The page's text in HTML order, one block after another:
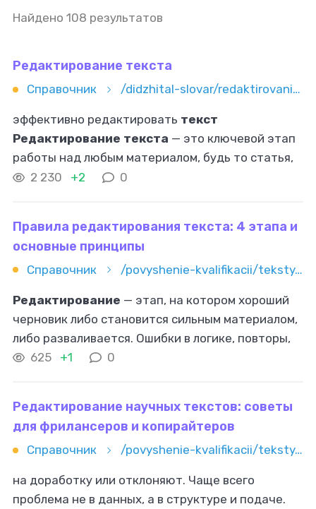
Найдено 108 результатов
Редактирование текста
Справочник /didzhital-slovar/redaktirovanie-teksta
эффективно редактировать текст
Редактирование текста — это ключевой этап
работы над любым материалом, будь то статья,
эссе или рекламный слоган. Оно помогает
2 230 +2 0
Правила редактирования текста: 4 этапа и
основные принципы
Справочник /povyshenie-kvalifikacii/teksty/kopirajting/pravila-redaktirovaniya-teksta-4-etapa-i-osnovnye-principy
Редактирование — этап, на котором хороший
черновик либо становится сильным материалом,
либо разваливается. Ошибки в логике, повторы,
«вода», неточные формулировки снижают
625 +1 0
Редактирование научных текстов: советы
для фрилансеров и копирайтеров
Справочник /povyshenie-kvalifikacii/teksty/redaktura/redaktirovanie-nauchnyh-tekstov-sovety-dlya-frilanserov-i-kopira
на доработку или отклоняют. Чаще всего
проблема не в данных, а в структуре и подаче.